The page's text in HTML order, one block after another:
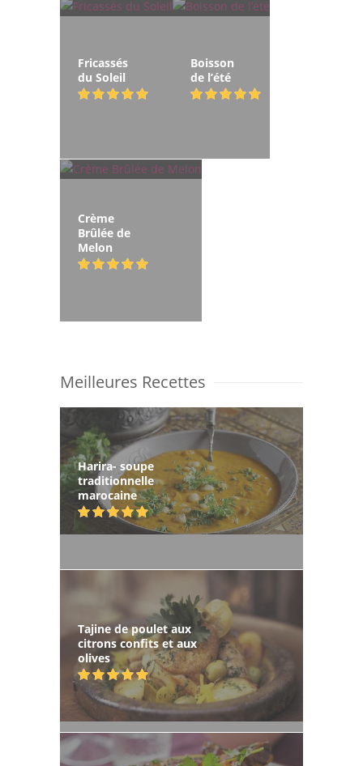
Fricassés
du Soleil
Boisson
de l’été
Crème
Brûlée de
Melon
Meilleures Recettes
Harira- soupe
traditionnelle
marocaine
Tajine de poulet aux
citrons confits et aux
olives